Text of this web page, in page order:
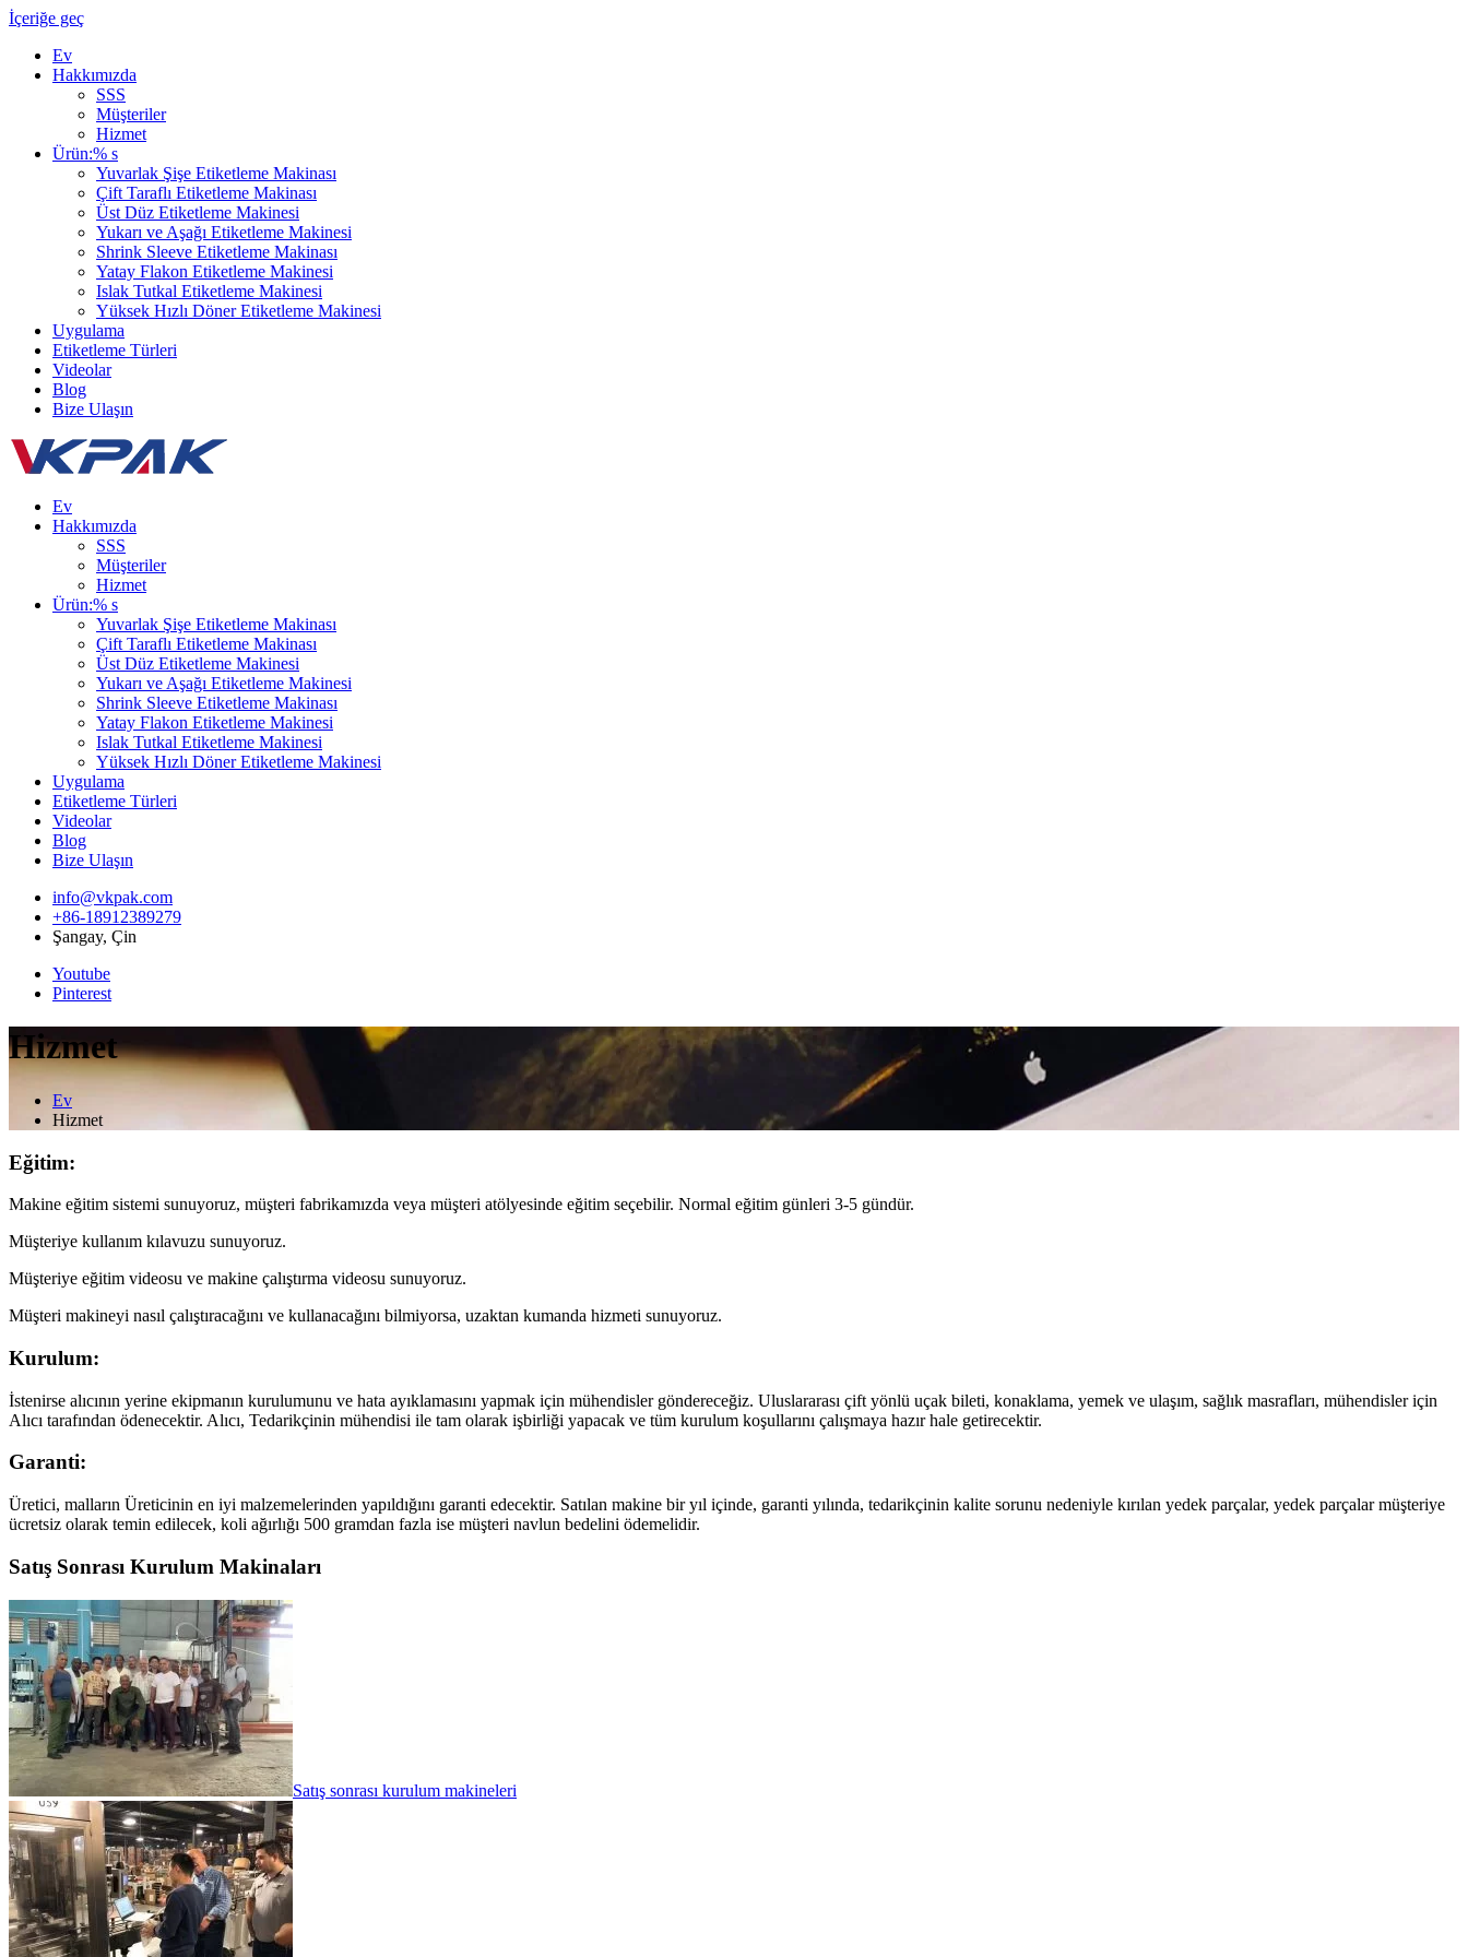
İçeriğe geç
Ev
Hakkımızda
SSS
Müşteriler
Hizmet
Ürün:% s
Yuvarlak Şişe Etiketleme Makinası
Çift Taraflı Etiketleme Makinası
Üst Düz Etiketleme Makinesi
Yukarı ve Aşağı Etiketleme Makinesi
Shrink Sleeve Etiketleme Makinası
Yatay Flakon Etiketleme Makinesi
Islak Tutkal Etiketleme Makinesi
Yüksek Hızlı Döner Etiketleme Makinesi
Uygulama
Etiketleme Türleri
Videolar
Blog
Bize Ulaşın
Ev
Hakkımızda
SSS
Müşteriler
Hizmet
Ürün:% s
Yuvarlak Şişe Etiketleme Makinası
Çift Taraflı Etiketleme Makinası
Üst Düz Etiketleme Makinesi
Yukarı ve Aşağı Etiketleme Makinesi
Shrink Sleeve Etiketleme Makinası
Yatay Flakon Etiketleme Makinesi
Islak Tutkal Etiketleme Makinesi
Yüksek Hızlı Döner Etiketleme Makinesi
Uygulama
Etiketleme Türleri
Videolar
Blog
Bize Ulaşın
info@vkpak.com
+86-18912389279
Şangay, Çin
Youtube
Pinterest
Hizmet
Ev
Hizmet
Eğitim:
Makine eğitim sistemi sunuyoruz, müşteri fabrikamızda veya müşteri atölyesinde eğitim seçebilir. Normal eğitim günleri 3-5 gündür.
Müşteriye kullanım kılavuzu sunuyoruz.
Müşteriye eğitim videosu ve makine çalıştırma videosu sunuyoruz.
Müşteri makineyi nasıl çalıştıracağını ve kullanacağını bilmiyorsa, uzaktan kumanda hizmeti sunuyoruz.
Kurulum:
İstenirse alıcının yerine ekipmanın kurulumunu ve hata ayıklamasını yapmak için mühendisler göndereceğiz. Uluslararası çift yönlü uçak bileti, konaklama, yemek ve ulaşım, sağlık masrafları, mühendisler için
Alıcı tarafından ödenecektir. Alıcı, Tedarikçinin mühendisi ile tam olarak işbirliği yapacak ve tüm kurulum koşullarını çalışmaya hazır hale getirecektir.
Garanti:
Üretici, malların Üreticinin en iyi malzemelerinden yapıldığını garanti edecektir. Satılan makine bir yıl içinde, garanti yılında, tedarikçinin kalite sorunu nedeniyle kırılan yedek parçalar, yedek parçalar müşteriye
ücretsiz olarak temin edilecek, koli ağırlığı 500 gramdan fazla ise müşteri navlun bedelini ödemelidir.
Satış Sonrası Kurulum Makinaları
Satış sonrası kurulum makineleri